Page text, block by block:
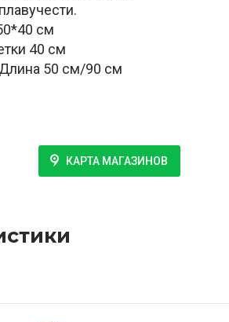
см
40 см
50 см/90 см
КАРТА МАГАЗИНОВ